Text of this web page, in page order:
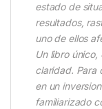
estado de
resultados,
uno de ellos
Un libro
claridad. Para
en un
familiarizado